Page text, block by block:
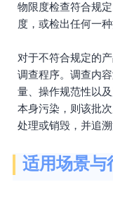
物限度检查符合规
度，或检出任何一
对于不符合规定的
调查程序。调查内
量、操作规范性以
本身污染，则该批
处理或销毁，并追
适用场景与